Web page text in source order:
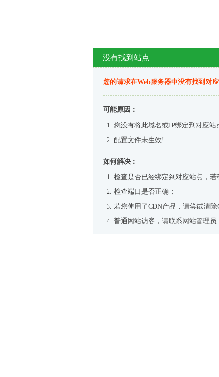
没有找到站点
您的请求在Web服务器中没有找到对
可能原因：
您没有将此域名或IP绑定到对应站
配置文件未生效!
如何解决：
检查是否已经绑定到对应站点，
检查端口是否正确；
若您使用了CDN产品，请尝试清除
普通网站访客，请联系网站管理员